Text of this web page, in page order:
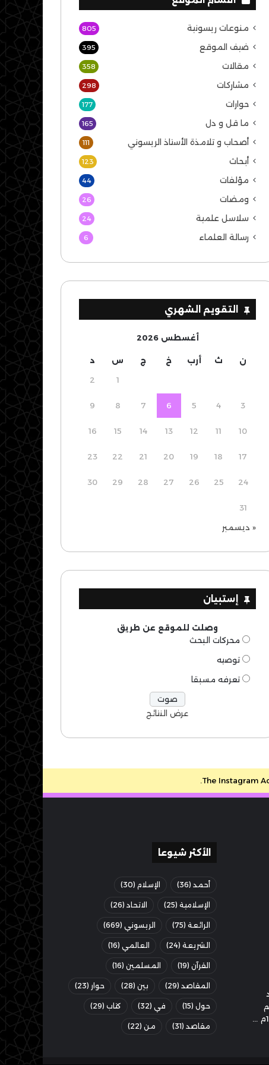
منوعات ريسونية 805
ضيف الموقع 395
مقالات 358
مشاركات 298
حوارات 177
ما قل و دل 165
أصحاب و تلامذة الأستاذ الريسوني 111
أبحاث 123
مؤلفات 44
ومضات 26
سلاسل علمية 24
رسالة العلماء 6
التقويم الشهري
أغسطس 2026
ن ث أرب خ ج س د
1
2
3
4
5
6
7
8
9
10
11
12
13
14
15
16
17
18
19
20
21
22
23
24
25
26
27
28
29
30
31
« ديسمبر
إستبيان
وصلت للموقع عن طريق
محركات البحث
توصيه
تعرفه مسبقا
عرض النتائج
The Instagram
الأكثر شيوعا
أحمد (36) الإسلام (30)
الإسلامية (25) الاتحاد (26)
الرائعة (75) الريسوني (669)
الشريعة (24) العالمي (16)
القرآن (19) المسلمين (16)
المقاصد (29) بين (28) حوار (23)
حول (15) في (32) كتاب (29)
مقاصد (31) من (22)